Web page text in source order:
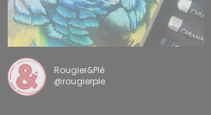
Rougier&Plé
@rougierple